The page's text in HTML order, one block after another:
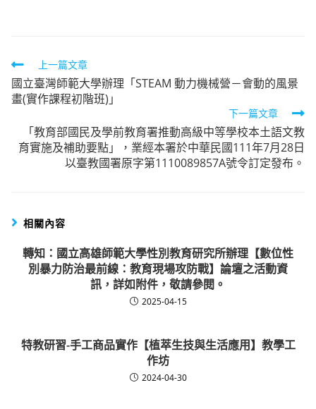
Read
more
articles
上一篇文章
國立臺灣師範大學辦理「STEAM 動力機械營－會動的風景
畫(實作課程初階班)」
下一篇文章
「教育部國民及學前教育署推動高級中等學校本土語文教
育實施及補助要點」，業經本署於中華民國111年7月28日
以臺教國署原字第1110089857A號令訂定發布。
相關內容
轉知：國立高雄師範大學性別教育研究所辦理【數位性
別暴力防治最前線：教育現場攻防戰】論壇之活動資
訊，詳如附件，敬請參閱。
2025-04-15
特教研習-手工商品實作【植萃生技與生活應用】教學工
作坊
2024-04-30